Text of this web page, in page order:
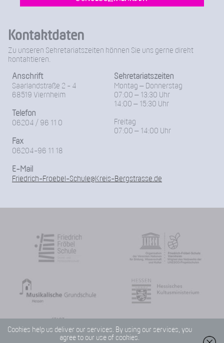
Kontaktdaten
Zu unseren Sekretariatszeiten können Sie uns gerne direkt
kontaktieren.
Anschrift
Saarlandstraße 2 - 4
68519 Viernheim
Telefon
06204 / 96 11 0
Fax
06204-96 11 18
Sekretariatszeiten
Montag – Donnerstag
07:00 – 13:30 Uhr
14:00 – 15:30 Uhr
Freitag
07:00 – 14:00 Uhr
E-Mail
Friedrich-Froebel-Schule@Kreis-Bergstrasse.de
Cookies help us deliver our services. By using our services, you
agree to our use of cookies.